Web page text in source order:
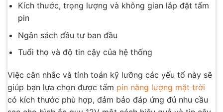
Kích thước, trọng lượng và không gian lắp đặt tấm
pin
Ngân sách đầu tư ban đầu
Tuổi thọ và độ tin cậy của hệ thống
Việc cân nhắc và tính toán kỹ lưỡng các yếu tố này sẽ
giúp bạn lựa chọn được tấm pin năng lượng mặt trời
có kích thước phù hợp, đảm bảo đáp ứng đủ nhu cầu